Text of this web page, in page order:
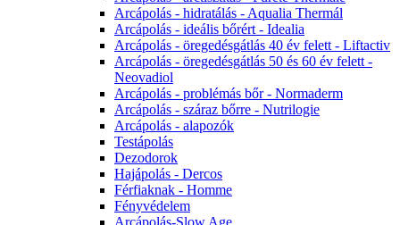
Arcápolás - hidratálás - Aqualia Thermál
Arcápolás - ideális bőrért - Idealia
Arcápolás - öregedésgátlás 40 év felett - Liftactiv
Arcápolás - öregedésgátlás 50 és 60 év felett -
Neovadiol
Arcápolás - problémás bőr - Normaderm
Arcápolás - száraz bőrre - Nutrilogie
Arcápolás - alapozók
Testápolás
Dezodorok
Hajápolás - Dercos
Férfiaknak - Homme
Fényvédelem
Arcápolás-Slow Age